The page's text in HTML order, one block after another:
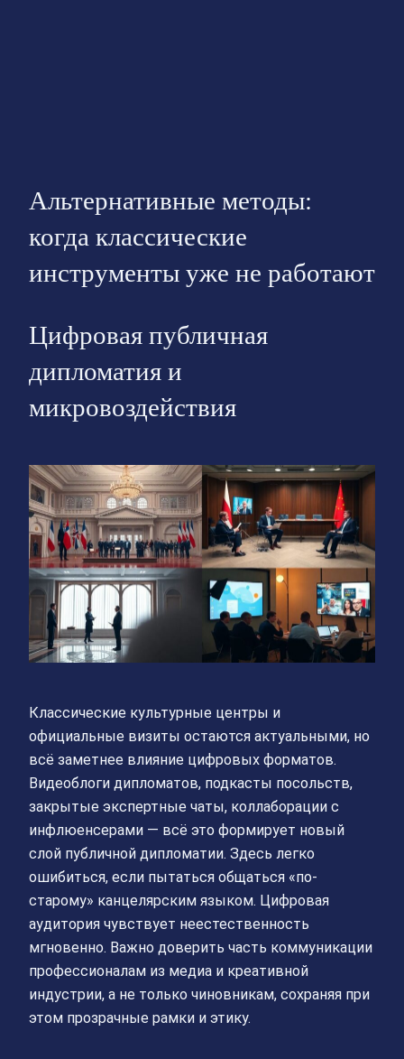
Альтернативные методы:
когда классические
инструменты уже не работают
Цифровая публичная
дипломатия и
микровоздействия
Классические культурные центры и
официальные визиты остаются актуальными, но
всё заметнее влияние цифровых форматов.
Видеоблоги дипломатов, подкасты посольств,
закрытые экспертные чаты, коллаборации с
инфлюенсерами — всё это формирует новый
слой публичной дипломатии. Здесь легко
ошибиться, если пытаться общаться «по-
старому» канцелярским языком. Цифровая
аудитория чувствует неестественность
мгновенно. Важно доверить часть коммуникации
профессионалам из медиа и креативной
индустрии, а не только чиновникам, сохраняя при
этом прозрачные рамки и этику.